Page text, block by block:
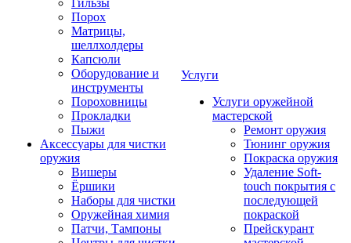
Гильзы
Порох
Матрицы,
шеллхолдеры
Капсюли
Оборудование и
инструменты
Пороховницы
Прокладки
Пыжи
Аксессуары для чистки
оружия
Вишеры
Ёршики
Наборы для чистки
Оружейная химия
Патчи, Тампоны
Услуги
Услуги оружейной
мастерской
Ремонт оружия
Тюнинг оружия
Покраска оружия
Удаление Soft-
touch покрытия с
последующей
покраской
Прейскурант